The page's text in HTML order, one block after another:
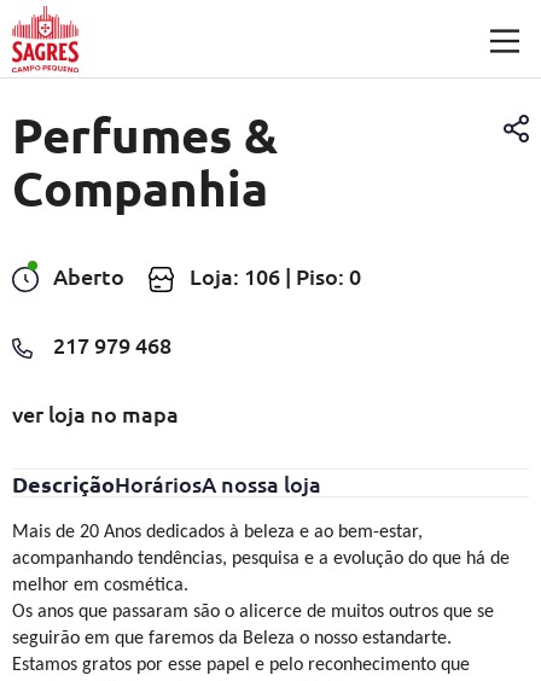
Saltar para o conteúdo principal
Perfumes &
Companhia
Aberto Loja: 106 | Piso: 0
217 979 468
ver loja no mapa
DescriçãoHoráriosA nossa loja
Mais de 20 Anos dedicados à beleza e ao bem-estar,
acompanhando tendências, pesquisa e a evolução do que há de
melhor em cosmética.
Os anos que passaram são o alicerce de muitos outros que se
seguirão em que faremos da Beleza o nosso estandarte.
Estamos gratos por esse papel e pelo reconhecimento que